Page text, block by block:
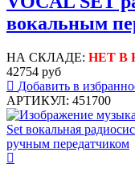
вокальным
НА СКЛАДЕ: НЕТ В
42754 руб
Добавить в
АРТИКУЛ: 451700